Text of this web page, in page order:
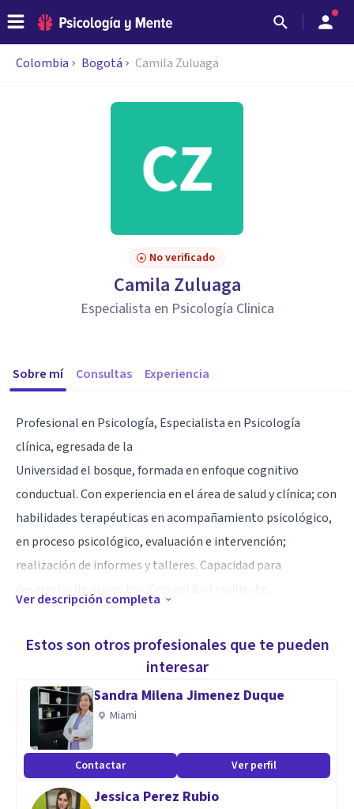
Colombia Bogotá Camila Zuluaga
No verificado
Camila Zuluaga
Especialista en Psicología Clinica
Sobre mí Consultas Experiencia
Profesional en Psicología, Especialista en Psicología
clínica, egresada de la
Universidad el bosque, formada en enfoque cognitivo
conductual. Con experiencia en el área de salud y clínica; con
habilidades terapéuticas en acompañamiento psicológico,
en proceso psicológico, evaluación e intervención;
realización de informes y talleres. Capacidad para
equipo; dispuesta al aprendizaje continuo; con manejo en
los principios éticos y morales.
Ver descripción completa
Estos son otros profesionales que te pueden
interesar
Sandra Milena Jimenez Duque
Miami
Contactar Ver perfil
Jessica Perez Rubio